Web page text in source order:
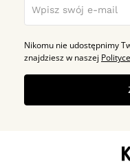
Nikomu nie udostępnimy
znajdziesz w naszej